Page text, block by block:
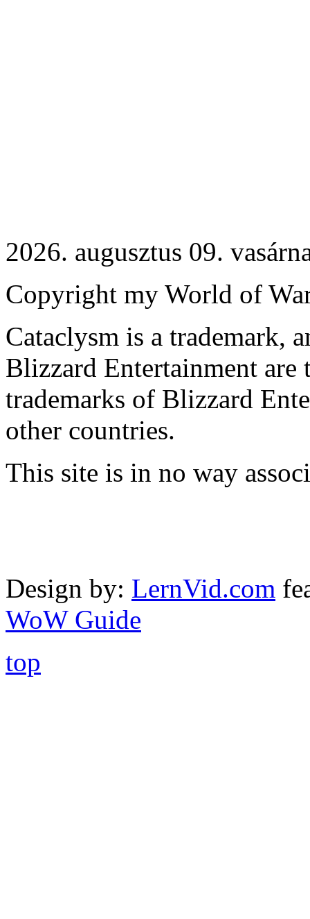
2026. augusztus 09.
Copyright my World of
Cataclysm is a trademark,
Blizzard Entertainment are
trademarks of Blizzard
other countries.
This site is in no way
Design by: LernVid.com
WoW Guide
top